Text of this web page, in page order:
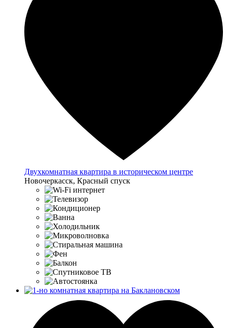
Двухкомнатная квартира в историческом центре
Новочеркасск, Красный спуск